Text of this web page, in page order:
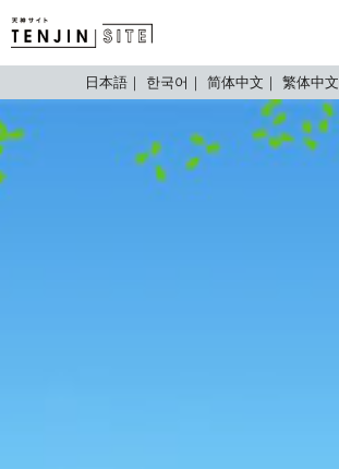
TENJIN SITE
日本語 한국어 简体中文 繁体中文